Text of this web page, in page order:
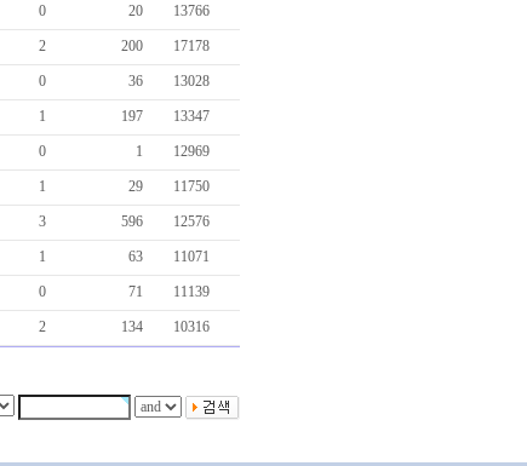
0 20 13766
2 200 17178
0 36 13028
1 197 13347
0 1 12969
1 29 11750
3 596 12576
1 63 11071
0 71 11139
2 134 10316